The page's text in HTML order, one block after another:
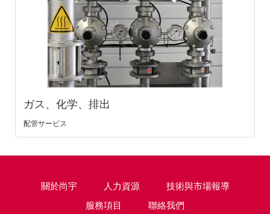
ガス、化学、排出
配管サービス
關於尚宇 人力資源
技術與市場報導
服務項目
聯絡我們